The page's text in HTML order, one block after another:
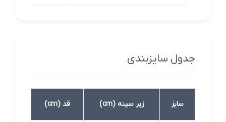
جدول سایزبندی
سایز زیر سینه (cm) قد (cm)